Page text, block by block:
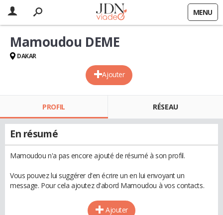
MENU
Ajouter
Mamoudou DEME
DAKAR
PROFIL RÉSEAU
En résumé
Mamoudou n'a pas encore ajouté de résumé à son profil.
Vous pouvez lui suggérer d'en écrire un en lui envoyant un
message. Pour cela ajoutez d'abord Mamoudou à vos contacts.
Ajouter